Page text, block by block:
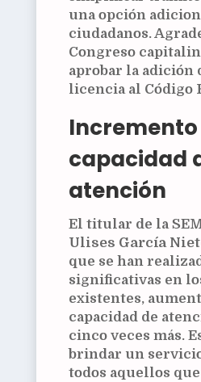
una opción
ciudadanos.
Congreso
aprobar la adición
licencia al Código
Incremento
capacidad
atención
El titular de la
Ulises García
que se han
significativas en
existentes,
capacidad de
cinco veces más.
brindar un
todos aquellos que